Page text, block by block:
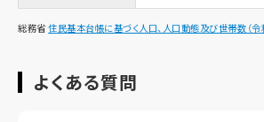
総務省住民基本台帳に基づく人口、人口動態及び世帯数（令
よくある質問